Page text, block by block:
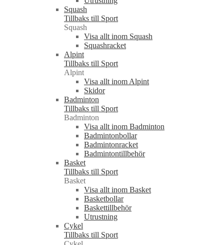
Squash
Tillbaks till Sport
Squash
Visa allt inom Squash
Squashracket
Alpint
Tillbaks till Sport
Alpint
Visa allt inom Alpint
Skidor
Badminton
Tillbaks till Sport
Badminton
Visa allt inom Badminton
Badmintonbollar
Badmintonracket
Badmintontillbehör
Basket
Tillbaks till Sport
Basket
Visa allt inom Basket
Basketbollar
Baskettillbehör
Utrustning
Cykel
Tillbaks till Sport